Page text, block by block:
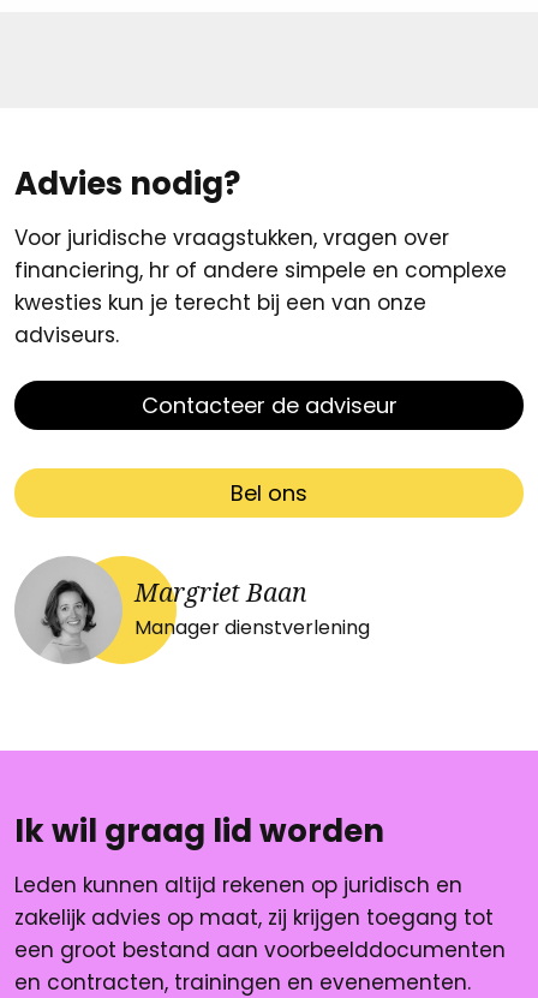
Advies nodig?
Voor juridische vraagstukken, vragen over
financiering, hr of andere simpele en complexe
kwesties kun je terecht bij een van onze
adviseurs.
Contacteer de adviseur
Bel ons
Margriet Baan
Manager dienstverlening
Ik wil graag lid worden
Leden kunnen altijd rekenen op juridisch en
zakelijk advies op maat, zij krijgen toegang tot
een groot bestand aan voorbeelddocumenten
en contracten, trainingen en evenementen.